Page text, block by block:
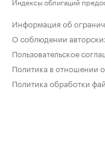
Информация об
О соблюдении
Пользовательское
Политика в отношении
Политика обработки